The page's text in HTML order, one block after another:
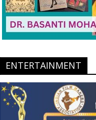
ENTERTAINMENT